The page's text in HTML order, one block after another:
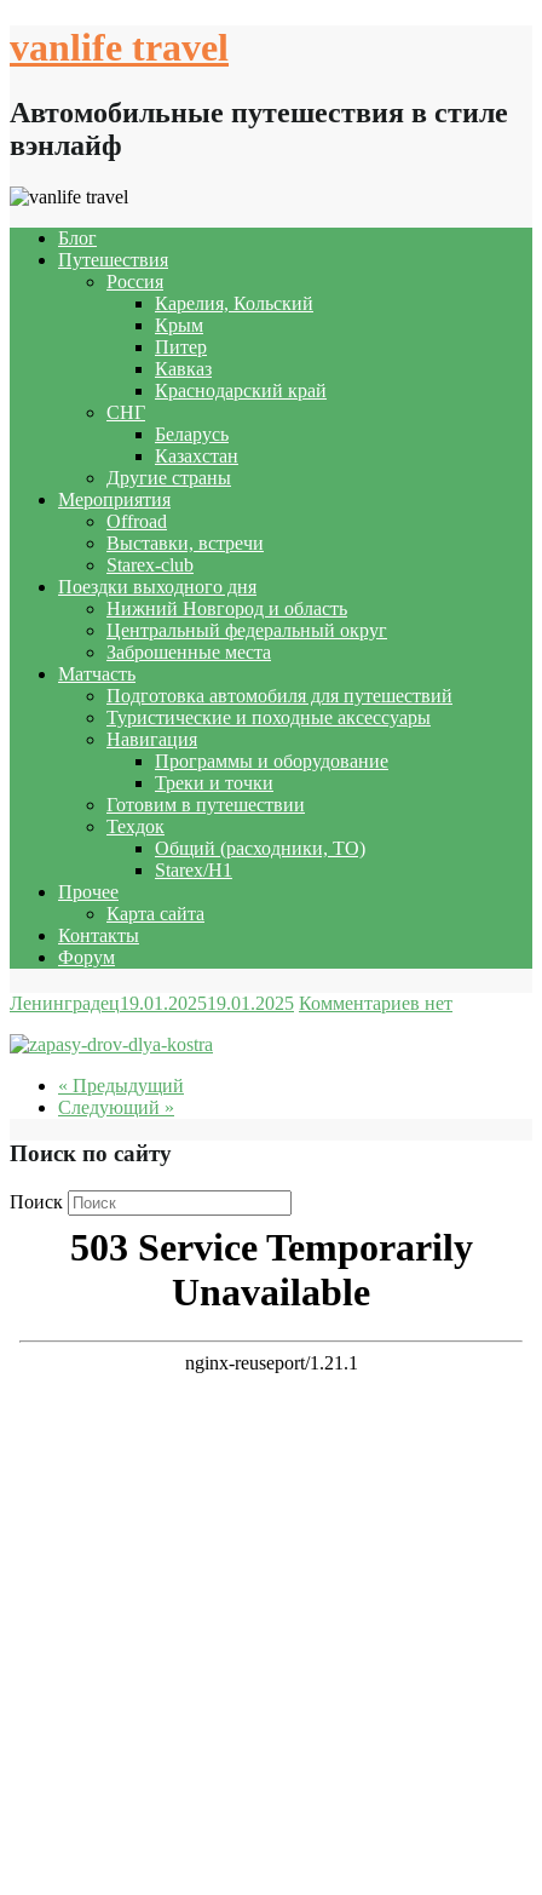
to
vanlife travel
Автомобильные путешествия в стиле
вэнлайф
Блог
Путешествия
Россия
Карелия, Кольский
Крым
Питер
Кавказ
Краснодарский край
СНГ
Беларусь
Казахстан
Другие страны
Мероприятия
Offroad
Выставки, встречи
Starex-club
Поездки выходного дня
Нижний Новгород и область
Центральный федеральный округ
Заброшенные места
Матчасть
Подготовка автомобиля для путешествий
Туристические и походные аксессуары
Навигация
Программы и оборудование
Треки и точки
Готовим в путешествии
Техдок
Общий (расходники, ТО)
Starex/H1
Прочее
Карта сайта
Контакты
Форум
Ленинградец19.01.202519.01.2025 Комментариев нет
« Предыдущий
Следующий »
Поиск по сайту
Поиск